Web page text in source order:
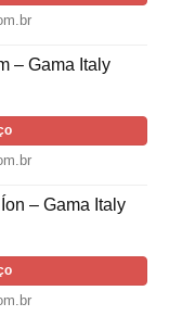
– Gama Italy
– Gama Italy